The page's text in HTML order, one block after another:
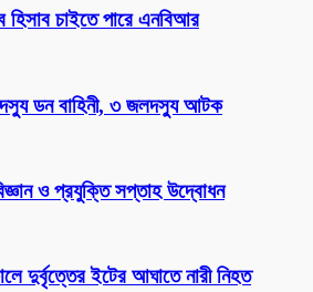
চাইতে পারে এনবিআর
ডন বাহিনী, ৩ জলদস্যু আটক
ও প্রযুক্তি সপ্তাহ উদ্বোধন
দুর্বৃত্তের ইটের আঘাতে নারী নিহত